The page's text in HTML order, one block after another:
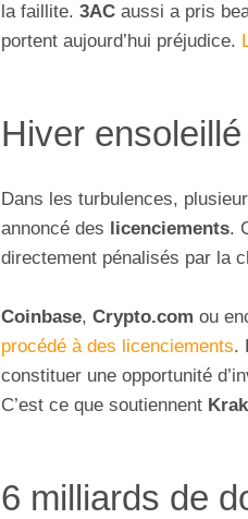
la faillite. 3AC aussi a pris
portent aujourd’hui préjudice.
Hiver
Dans les turbulences,
annoncé des licenciements.
directement pénalisés par la
Coinbase, Crypto.com ou
procédé à des licenciements.
constituer une opportunité
C’est ce que soutiennent
6 milliards de